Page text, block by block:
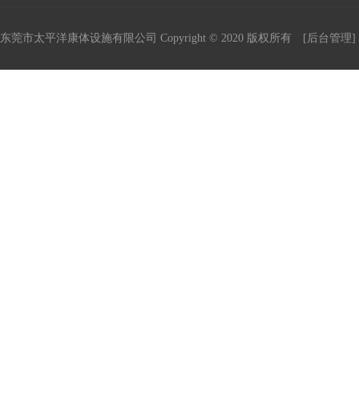
东莞市太平洋康体设施有限公司 Copyright © 2020 版权所有 [后台管理]